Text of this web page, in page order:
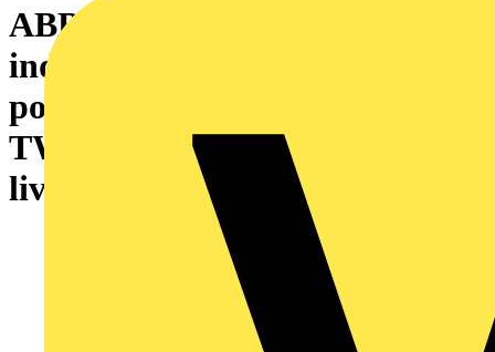
ABB:s energibedömningar av
industriella elmotorer avslöjar
potentiella besparingar på 2,1
TWh under produkternas
livstid